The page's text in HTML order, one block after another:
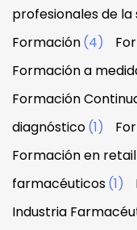
profesionales de la
Formación(4)
Formación a
Formación
diagnóstico(1)
Formación en
farmacéuticos(1)
Industria